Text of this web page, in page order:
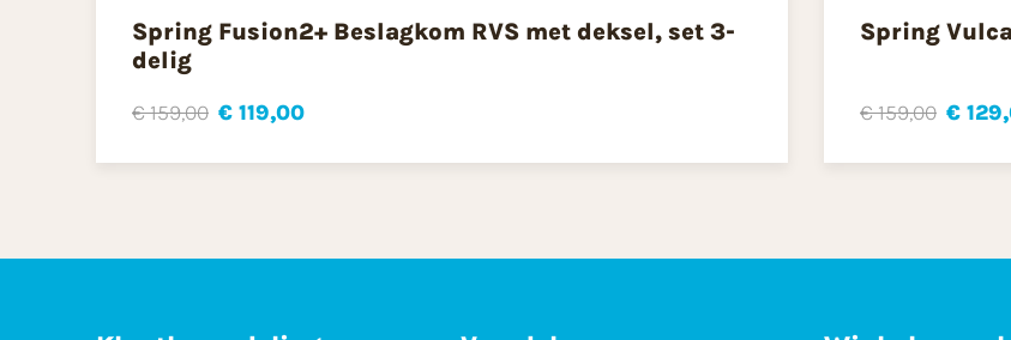
Spring Fusion2+ Beslagkom RVS met deksel, set 3-
delig
€ 159,00 € 119,00
Spring
€ 159,00 €